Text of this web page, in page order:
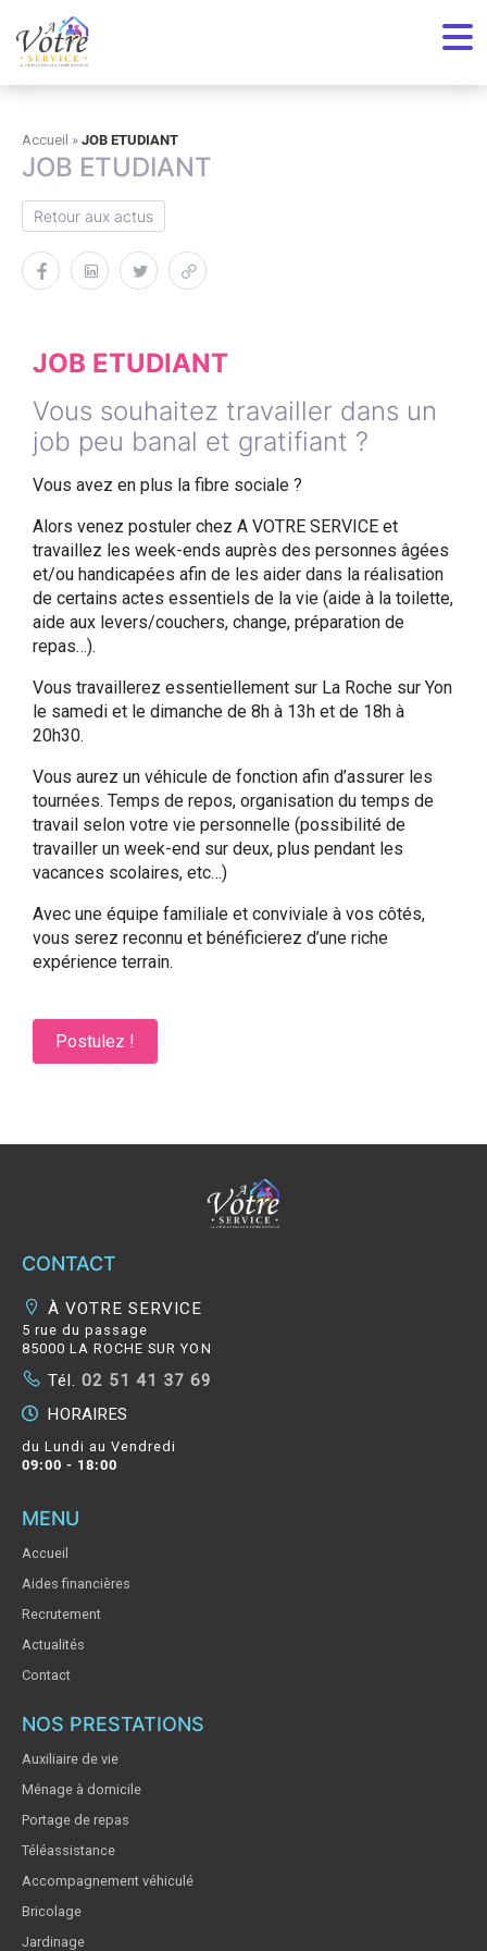
Toutes nos actualités
Accueil » JOB ETUDIANT
JOB ETUDIANT
Retour aux actus
JOB ETUDIANT
Vous souhaitez travailler dans un
job peu banal et gratifiant ?
Vous avez en plus la fibre sociale ?
Alors venez postuler chez A VOTRE SERVICE et
travaillez les week-ends auprès des personnes âgées
et/ou handicapées afin de les aider dans la réalisation
de certains actes essentiels de la vie (aide à la toilette,
aide aux levers/couchers, change, préparation de
repas…).
Vous travaillerez essentiellement sur La Roche sur Yon
le samedi et le dimanche de 8h à 13h et de 18h à
20h30.
Vous aurez un véhicule de fonction afin d’assurer les
tournées. Temps de repos, organisation du temps de
travail selon votre vie personnelle (possibilité de
travailler un week-end sur deux, plus pendant les
vacances scolaires, etc…)
Avec une équipe familiale et conviviale à vos côtés,
vous serez reconnu et bénéficierez d’une riche
expérience terrain.
Postulez !
CONTACT
À VOTRE SERVICE
5 rue du passage
85000 LA ROCHE SUR YON
Tél. 02 51 41 37 69
HORAIRES
du Lundi au Vendredi
09:00 - 18:00
MENU
Accueil
Aides financières
Recrutement
Actualités
Contact
NOS PRESTATIONS
Auxiliaire de vie
Ménage à domicile
Portage de repas
Téléassistance
Accompagnement véhiculé
Bricolage
Jardinage